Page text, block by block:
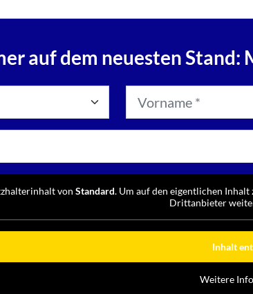
auf dem neuesten
von Standard. Um auf den eigentlichen Inhalt
Drittanbieter
Inhalt
Weitere